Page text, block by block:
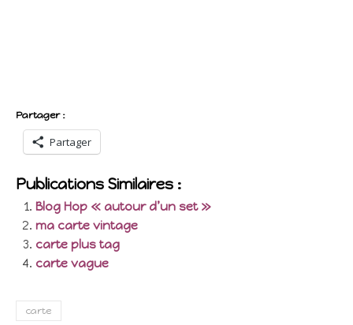
Partager :
Partager
Publications Similaires :
Blog Hop « autour d’un set »
ma carte vintage
carte plus tag
carte vague
carte